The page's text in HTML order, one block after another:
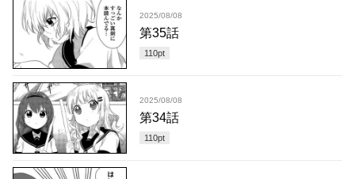
2025/08/08
第35話
110pt
2025/08/08
第34話
110pt